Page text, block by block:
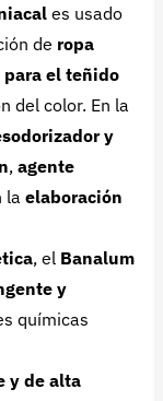
es usado
de ropa
el teñido
del color. En la
y
, agente
la elaboración
, el Banalum
y
químicas
y de alta